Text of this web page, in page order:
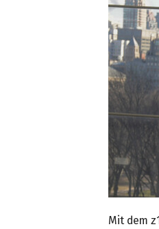
Mit dem